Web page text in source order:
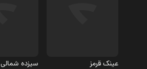
عینک قرمز سیزده شمالی